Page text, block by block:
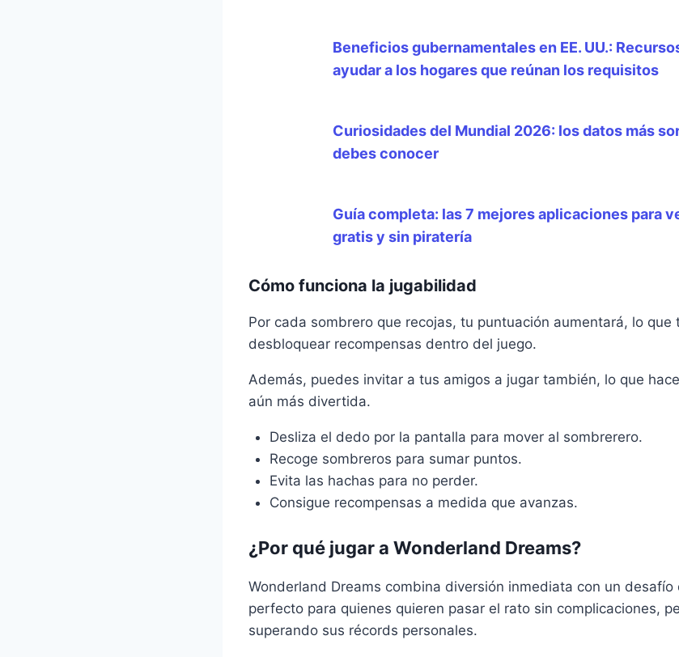
Beneficios gubernamentales en EE. UU.:
ayudar a los hogares que reúnan los requisitos
Curiosidades del Mundial 2026: los datos más
debes conocer
Guía completa: las 7 mejores aplicaciones para
gratis y sin piratería
Cómo funciona la jugabilidad
Por cada sombrero que recojas, tu puntuación aumentará, lo que
desbloquear recompensas dentro del juego.
Además, puedes invitar a tus amigos a jugar también, lo que
aún más divertida.
Desliza el dedo por la pantalla para mover al sombrerero.
Recoge sombreros para sumar puntos.
Evita las hachas para no perder.
Consigue recompensas a medida que avanzas.
¿Por qué jugar a Wonderland Dreams?
Wonderland Dreams combina diversión inmediata con un desafío
perfecto para quienes quieren pasar el rato sin complicaciones,
superando sus récords personales.